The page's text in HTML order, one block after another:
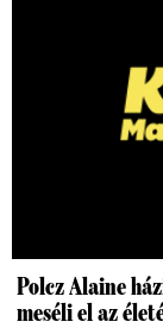
Polcz Alaine
meséli el az